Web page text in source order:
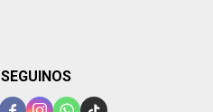
SEGUINOS